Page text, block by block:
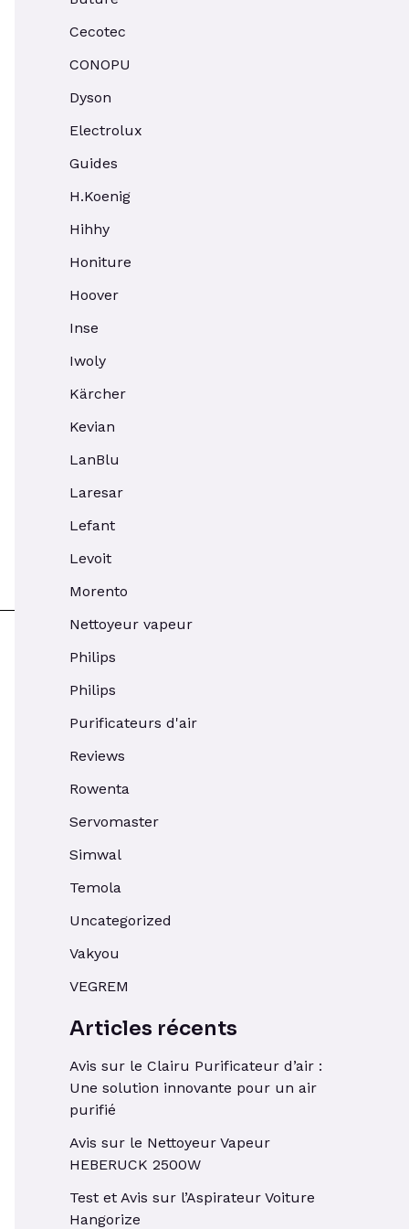
Cecotec
CONOPU
Dyson
Electrolux
Guides
H.Koenig
Hihhy
Honiture
Hoover
Inse
Iwoly
Kärcher
Kevian
LanBlu
Laresar
Lefant
Levoit
Morento
Nettoyeur vapeur
Philips
Philips
Purificateurs d'air
Reviews
Rowenta
Servomaster
Simwal
Temola
Uncategorized
Vakyou
VEGREM
Articles récents
Avis sur le Clairu Purificateur d’air :
Une solution innovante pour un air
purifié
Avis sur le Nettoyeur Vapeur
HEBERUCK 2500W
Test et Avis sur l’Aspirateur Voiture
Hangorize